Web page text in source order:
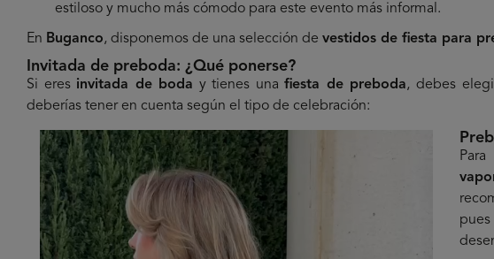
estiloso y mucho más cómodo para este evento más informal.
En Buganco, disponemos de una selección de vestidos de fiesta para
Invitada de preboda: ¿Qué ponerse?
Si eres invitada de boda y tienes unafiesta de preboda, debes
deberías tener en cuenta según el tipo de celebración: